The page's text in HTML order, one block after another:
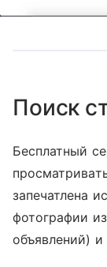
Поиск
Бесплатный
запечатлена
фотографии
объявлений) и